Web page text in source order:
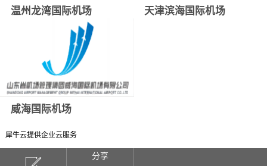
温州龙湾国际机场 天津滨海国际机场
威海国际机场
犀牛云提供企业云服务
分享